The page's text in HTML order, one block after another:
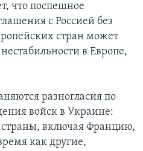
что поспешное
с Россией без
стран может
в Европе,
разногласия по
войск в Украине:
включая Францию,
как другие,